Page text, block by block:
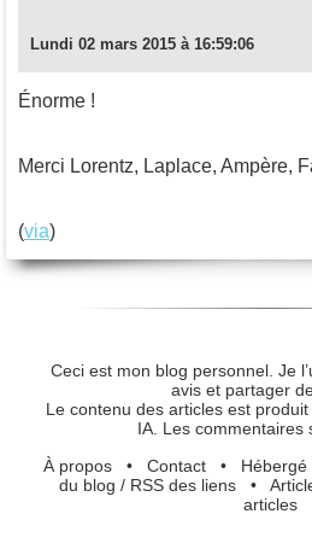
Lundi 02 mars 2015 à 16:59:06
Énorme !
Merci Lorentz, Laplace, Ampère,
(via)
Ceci est mon blog personnel. Je
avis et partager
Le contenu des articles est
IA. Les commentaires
À propos• Contact• Hébergé
du blog / RSS des liens•
articles